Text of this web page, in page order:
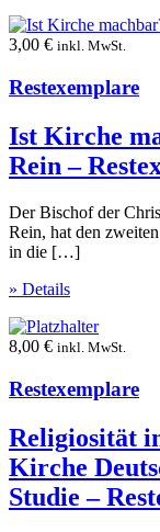
3,00 € inkl. MwSt.
Restexemplare
Ist Kirche
Rein –
Der Bischof der
Rein, hat den
in die […]
» Details
8,00 € inkl. MwSt.
Restexemplare
Religiosität
Kirche
Studie –